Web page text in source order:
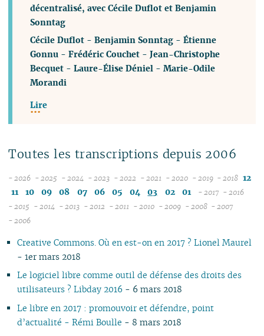
décentralisé, avec Cécile Duflot et Benjamin
Sonntag
Cécile Duflot -Benjamin Sonntag -Étienne
Gonnu -Frédéric Couchet -Jean-Christophe
Becquet -Laure-Élise Déniel -Marie-Odile
Morandi
Lire
Toutes les transcriptions depuis 2006
- 2026
08
04
03
02
01
- 2025
12
08
07
06
05
03
- 2024
12
08
06
05
03
02
- 2023
12
08
06
05
03
02
- 2022
12
08
06
05
03
02
- 2021
12
08
06
05
03
02
- 2020
08
06
03
- 2019
08
06
- 2018 12
11
10 09 08 07 06 05 04 03 02 01 - 2017
09
07
- 2016
09
- 2015
10
09
08
07
05
04
- 2014
10
09
08
07
04
03
- 2013
09
04
02
- 2012
09
07
06
03
01
- 2011
10
08
07
05
04
- 2010
10
08
07
05
04
- 2009 - 2008
10
01
- 2007
- 2006
Creative Commons. Où en est-on en 2017 ? Lionel Maurel
- 1er mars 2018
Le logiciel libre comme outil de défense des droits des
utilisateurs ? Libday 2016- 6 mars 2018
Le libre en 2017 : promouvoir et défendre, point
d’actualité - Rémi Boulle - 8 mars 2018